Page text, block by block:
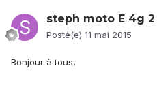
steph moto E 4g 2
Posté(e) 11 mai 2015
Bonjour à tous,